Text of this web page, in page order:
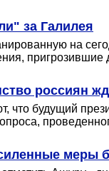
за Галилея
на
россиян
что будущий
меры